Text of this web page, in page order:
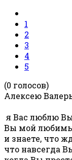
1
2
3
4
5
(0 голосов)
Алексею
я Вас люблю
Вы мой
и знаете, что
что навсегда